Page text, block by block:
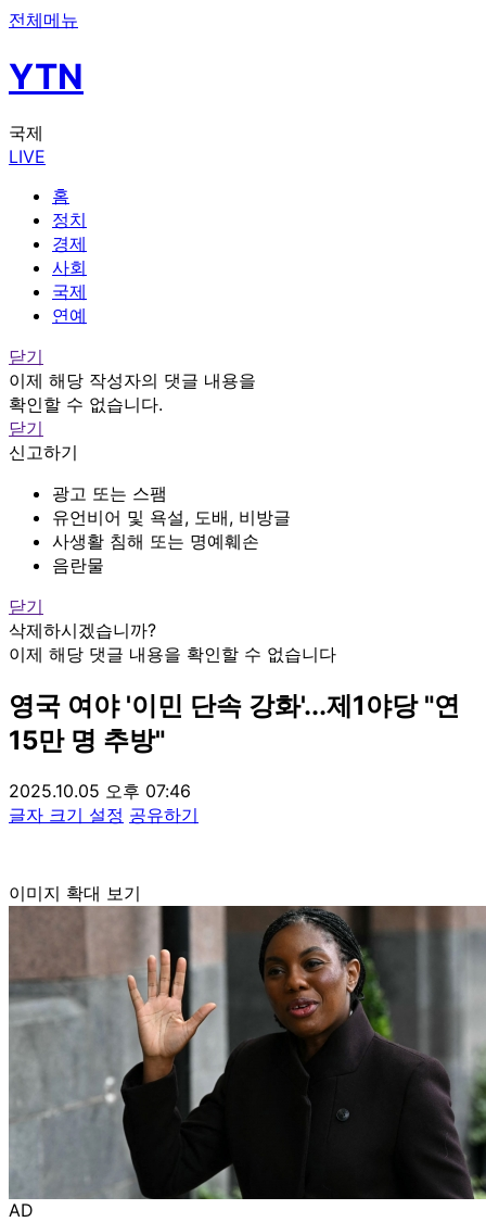
전체메뉴
YTN
국제
LIVE
홈
정치
경제
사회
국제
연예
닫기
이제 해당 작성자의 댓글 내용을
확인할 수 없습니다.
닫기
신고하기
광고 또는 스팸
유언비어 및 욕설, 도배, 비방글
사생활 침해 또는 명예훼손
음란물
닫기
삭제하시겠습니까?
이제 해당 댓글 내용을 확인할 수 없습니다
영국 여야 '이민 단속 강화'...제1야당 "연
15만 명 추방"
2025.10.05 오후 07:46
글자 크기 설정 공유하기
이미지 확대 보기
AD